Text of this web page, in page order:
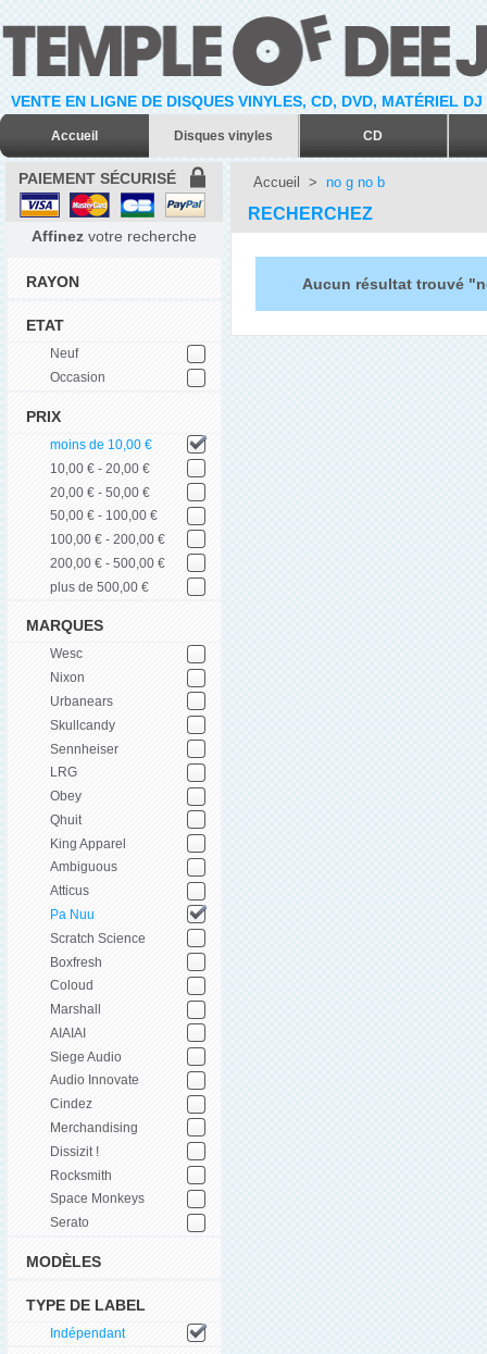
VENTE EN LIGNE DE DISQUES VINYLES, CD, DVD, MATÉRIEL
Accueil Disques vinyles CD
PAIEMENT SÉCURISÉ
Affinez votre recherche
RAYON
ETAT
Neuf
Occasion
PRIX
moins de 10,00 €
10,00 € - 20,00 €
20,00 € - 50,00 €
50,00 € - 100,00 €
100,00 € - 200,00 €
200,00 € - 500,00 €
plus de 500,00 €
MARQUES
Wesc
Nixon
Urbanears
Skullcandy
Sennheiser
LRG
Obey
Qhuit
King Apparel
Ambiguous
Atticus
Pa Nuu
Scratch Science
Boxfresh
Coloud
Marshall
AIAIAI
Siege Audio
Audio Innovate
Cindez
Merchandising
Dissizit !
Rocksmith
Space Monkeys
Serato
MODÈLES
TYPE DE LABEL
Indépendant
Accueil > no g no b
RECHERCHEZ
Aucun résultat trouvé